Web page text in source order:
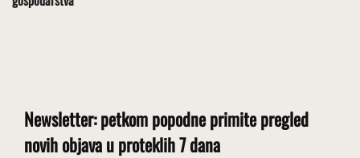
Newsletter: petkom popodne primite pregled
novih objava u proteklih 7 dana